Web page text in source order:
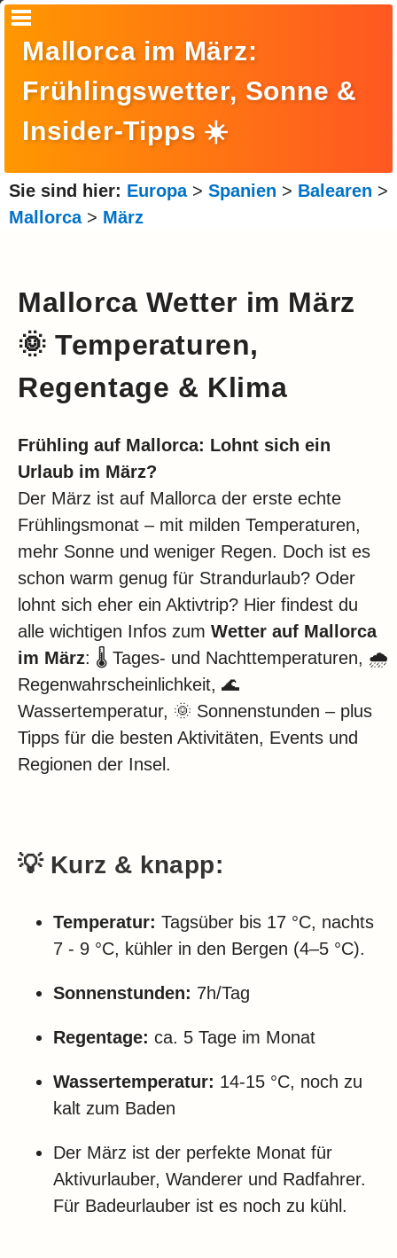
Amerika
Asien
Afrika
Arktis
Klima
Impressum & Datenschutz
Mallorca im März:
Frühlingswetter, Sonne &
Insider-Tipps ☀️
Sie sind hier: Europa> Spanien > Balearen >
Mallorca> März
Mallorca Wetter im März
🌞 Temperaturen,
Regentage & Klima
Frühling auf Mallorca: Lohnt sich ein
Urlaub im März?
Der März ist auf Mallorca der erste echte
Frühlingsmonat – mit milden Temperaturen,
mehr Sonne und weniger Regen. Doch ist es
schon warm genug für Strandurlaub? Oder
lohnt sich eher ein Aktivtrip? Hier findest du
alle wichtigen Infos zum Wetter auf Mallorca
im März: 🌡️ Tages- und Nachttemperaturen, 🌧️
Regenwahrscheinlichkeit, 🌊
Wassertemperatur, 🌞 Sonnenstunden – plus
Tipps für die besten Aktivitäten, Events und
Regionen der Insel.
💡 Kurz & knapp:
Temperatur: Tagsüber bis 17 °C, nachts
7 - 9 °C, kühler in den Bergen (4–5 °C).
Sonnenstunden: 7h/Tag
Regentage: ca. 5 Tage im Monat
Wassertemperatur: 14-15 °C, noch zu
kalt zum Baden
Der März ist der perfekte Monat für
Aktivurlauber, Wanderer und Radfahrer.
Für Badeurlauber ist es noch zu kühl.